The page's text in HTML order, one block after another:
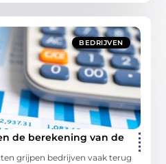
BEDRIJVEN
de berekening van de
grijpen bedrijven vaak terug